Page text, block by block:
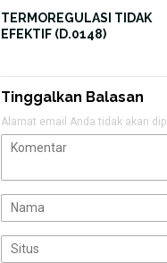
TERMOREGULASI TIDAK
EFEKTIF (D.0148)
Tinggalkan Balasan
Alamat email Anda tidak akan